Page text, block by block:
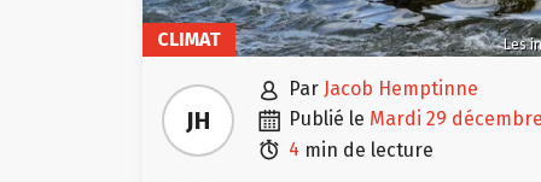
Les
CLIMAT
JH
 par Jacob Hemptinne
 publié le mardi 29
 4 min de lecture